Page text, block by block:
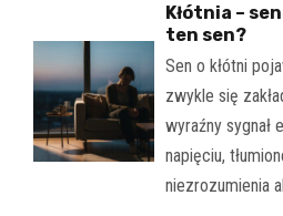
Kłótnia –
ten sen?
Sen o kłótni
zwykle się
wyraźny sygnał
napięciu,
niezrozumienia